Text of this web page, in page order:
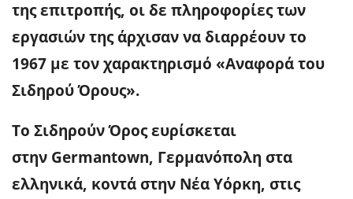
της επιτροπής, οι δε πληροφορίες των
εργασιών της άρχισαν να διαρρέουν το
1967 με τον χαρακτηρισμό «Αναφορά του
Σιδηρού Όρους».
Το Σιδηρούν Όρος ευρίσκεται
στην Germantown, Γερμανόπολη στα
ελληνικά, κοντά στην Νέα Υόρκη, στις